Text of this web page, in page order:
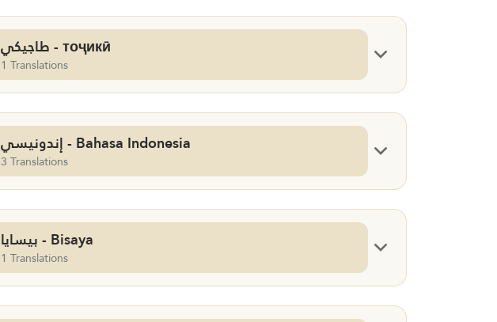
طاجيكي - тоҷикӣ
1 Translations
إندونيسي - Bahasa Indonesia
3 Translations
بيسايا - Bisaya
1 Translations